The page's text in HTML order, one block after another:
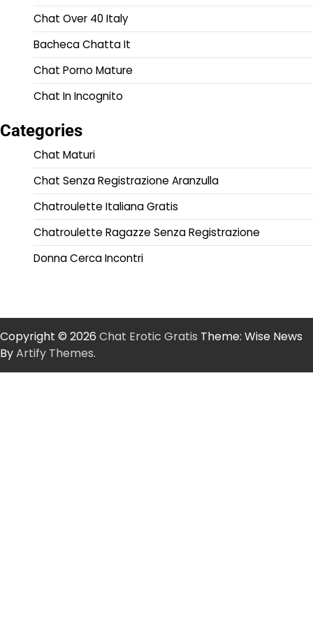
Chat Over 40 Italy
Bacheca Chatta It
Chat Porno Mature
Chat In Incognito
Categories
Chat Maturi
Chat Senza Registrazione Aranzulla
Chatroulette Italiana Gratis
Chatroulette Ragazze Senza Registrazione
Donna Cerca Incontri
Copyright © 2026 Chat Erotic Gratis Theme: Wise News
ByArtify Themes.